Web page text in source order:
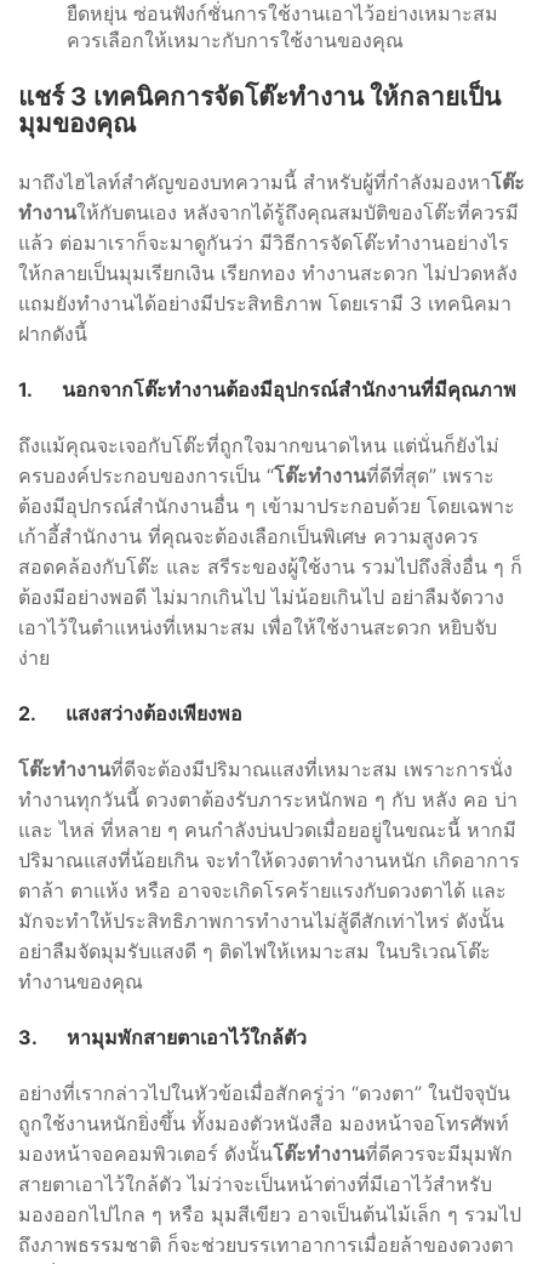
ยืดหยุ่น ซ่อนฟังก์ชั่นการใช้งานเอาไว้อย่างเหมาะสม
ควรเลือกให้เหมาะกับการใช้งานของคุณ
แชร์ 3 เทคนิคการจัดโต๊ะทำงาน ให้กลายเป็น
มุมของคุณ
มาถึงไฮไลท์สำคัญของบทความนี้ สำหรับผู้ที่กำลังมองหาโต๊ะ
ทำงานให้กับตนเอง หลังจากได้รู้ถึงคุณสมบัติของโต๊ะที่ควรมี
แล้ว ต่อมาเราก็จะมาดูกันว่า มีวิธีการจัดโต๊ะทำงานอย่างไร
ให้กลายเป็นมุมเรียกเงิน เรียกทอง ทำงานสะดวก ไม่ปวดหลัง
แถมยังทำงานได้อย่างมีประสิทธิภาพ โดยเรามี 3 เทคนิคมา
ฝากดังนี้
1. นอกจากโต๊ะทำงานต้องมีอุปกรณ์สำนักงานที่มีคุณภาพ
ถึงแม้คุณจะเจอกับโต๊ะที่ถูกใจมากขนาดไหน แต่นั่นก็ยังไม่
ครบองค์ประกอบของการเป็น “โต๊ะทำงานที่ดีที่สุด” เพราะ
ต้องมีอุปกรณ์สำนักงานอื่น ๆ เข้ามาประกอบด้วย โดยเฉพาะ
เก้าอี้สำนักงาน ที่คุณจะต้องเลือกเป็นพิเศษ ความสูงควร
สอดคล้องกับโต๊ะ และ สรีระของผู้ใช้งาน รวมไปถึงสิ่งอื่น ๆ ก็
ต้องมีอย่างพอดี ไม่มากเกินไป ไม่น้อยเกินไป อย่าลืมจัดวาง
เอาไว้ในตำแหน่งที่เหมาะสม เพื่อให้ใช้งานสะดวก หยิบจับ
ง่าย
2. แสงสว่างต้องเพียงพอ
โต๊ะทำงานที่ดีจะต้องมีปริมาณแสงที่เหมาะสม เพราะการนั่ง
ทำงานทุกวันนี้ ดวงตาต้องรับภาระหนักพอ ๆ กับ หลัง คอ บ่า
และ ไหล่ ที่หลาย ๆ คนกำลังบ่นปวดเมื่อยอยู่ในขณะนี้ หากมี
ปริมาณแสงที่น้อยเกิน จะทำให้ดวงตาทำงานหนัก เกิดอาการ
ตาล้า ตาแห้ง หรือ อาจจะเกิดโรคร้ายแรงกับดวงตาได้ และ
มักจะทำให้ประสิทธิภาพการทำงานไม่สู้ดีสักเท่าไหร่ ดังนั้น
อย่าลืมจัดมุมรับแสงดี ๆ ติดไฟให้เหมาะสม ในบริเวณโต๊ะ
ทำงานของคุณ
3. หามุมพักสายตาเอาไว้ใกล้ตัว
อย่างที่เรากล่าวไปในหัวข้อเมื่อสักครู่ว่า “ดวงตา” ในปัจจุบัน
ถูกใช้งานหนักยิ่งขึ้น ทั้งมองตัวหนังสือ มองหน้าจอโทรศัพท์
มองหน้าจอคอมพิวเตอร์ ดังนั้นโต๊ะทำงานที่ดีควรจะมีมุมพัก
สายตาเอาไว้ใกล้ตัว ไม่ว่าจะเป็นหน้าต่างที่มีเอาไว้สำหรับ
มองออกไปไกล ๆ หรือ มุมสีเขียว อาจเป็นต้นไม้เล็ก ๆ รวมไป
ถึงภาพธรรมชาติ ก็จะช่วยบรรเทาอาการเมื่อยล้าของดวงตา